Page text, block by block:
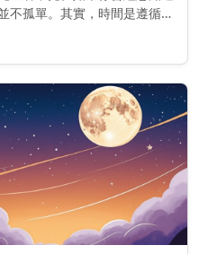
不孤單。其實，時間是遵循一
升起時間不同——從日出到